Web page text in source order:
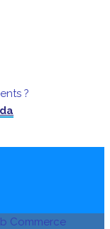
?
Commerce